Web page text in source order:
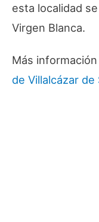
esta localidad
Virgen Blanca.
Más
de Villalcázar de